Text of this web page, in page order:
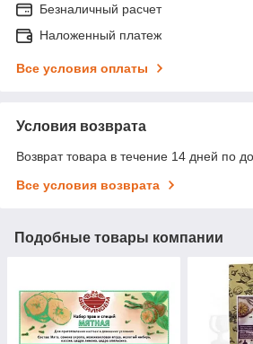
Безналичный расчет
Наложенный платеж
Все условия оплаты
Условия возврата
Возврат товара в течение 14 дней по
Все условия возврата
Подобные товары компании